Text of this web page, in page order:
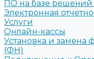
ПО на базе решений
Электронная
Услуги
Онлайн-кассы
Установка и замена
(ФН)